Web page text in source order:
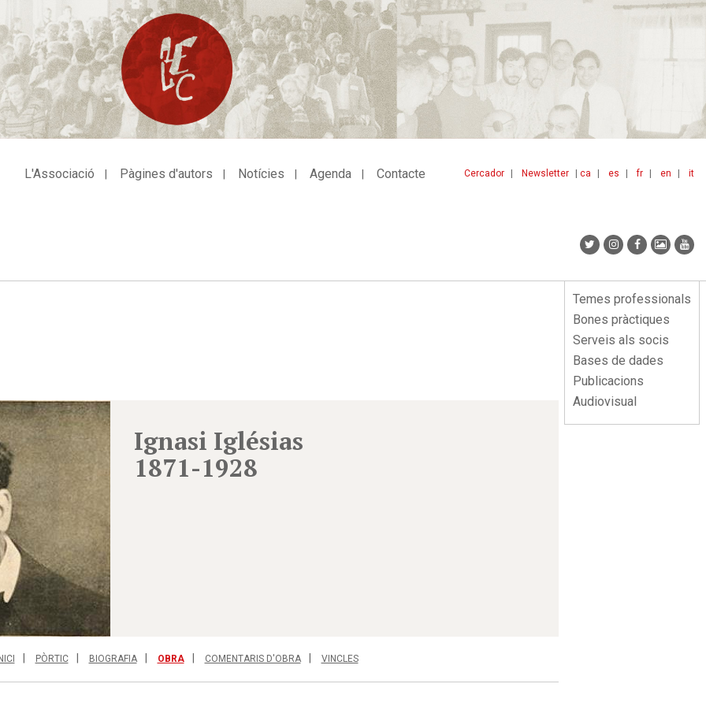
ca es fr en it
Cercador Newsletter
L'Associació Pàgines d'autors Notícies Agenda Contacte
Menu
lateral
Temes professionals
Bones pràctiques
Serveis als socis
Bases de dades
Publicacions
Audiovisual
Ignasi Iglésias
1871-1928
PÒRTIC BIOGRAFIA OBRA COMENTARIS D'OBRA VINCLES